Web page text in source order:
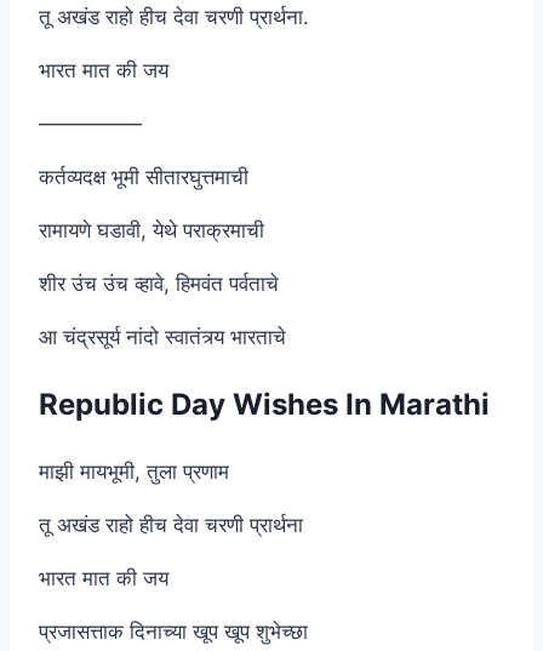
तू अखंड राहो हीच देवा चरणी प्रार्थना.
भारत मात की जय
—————
कर्तव्यदक्ष भूमी सीतारघुत्तमाची
रामायणे घडावी, येथे पराक्रमाची
शीर उंच उंच व्हावे, हिमवंत पर्वताचे
आ चंद्रसूर्य नांदो स्वातंत्र्य भारताचे
Republic Day Wishes In Marathi
माझी मायभूमी, तुला प्रणाम
तू अखंड राहो हीच देवा चरणी प्रार्थना
भारत मात की जय
प्रजासत्ताक दिनाच्या खूप खूप शुभेच्छा